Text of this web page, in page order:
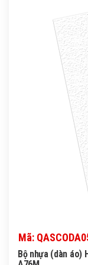
Mã:
Bộ nhựa (dàn áo)